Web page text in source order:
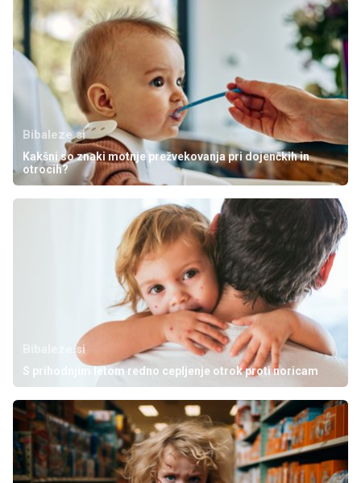
Bibaleze.si
Kakšni so znaki motnje prežvekovanja pri dojenčkih in
otrocih?
Bibaleze.si
S prihodnjim letom redno cepljenje otrok proti noricam